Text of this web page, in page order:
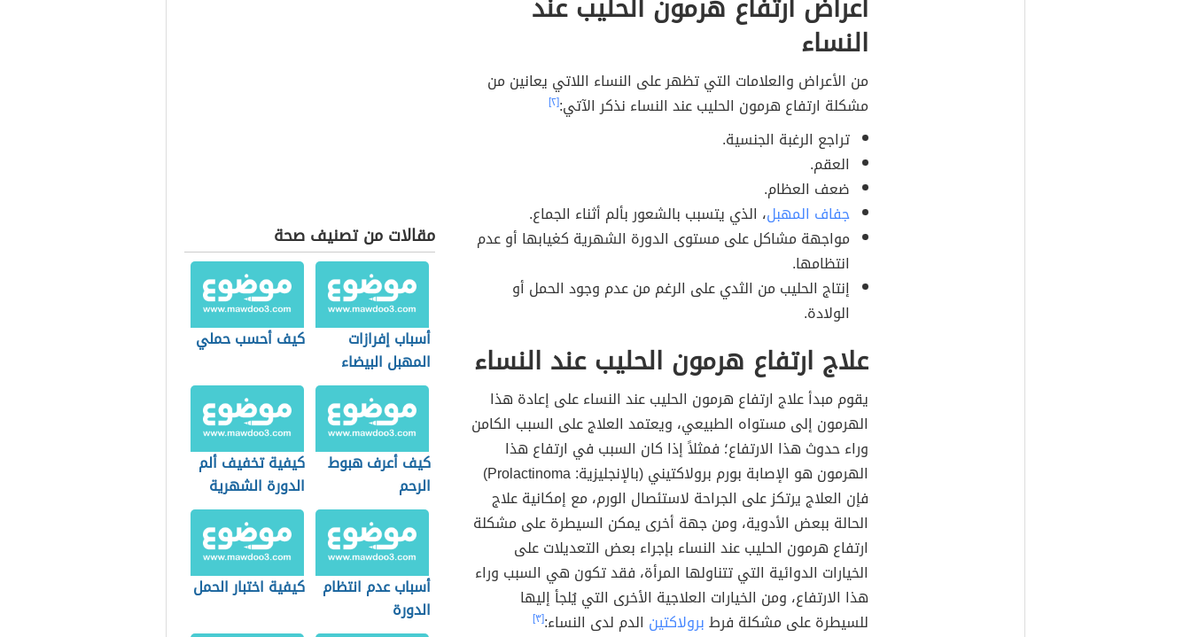
النساء
من الأعراض والعلامات التي تظهر على النساء اللاتي يعانين من
مشكلة ارتفاع هرمون الحليب عند النساء نذكر الآتي:[٢]
تراجع الرغبة الجنسية.
العقم.
ضعف العظام.
جفاف المهبل، الذي يتسبب بالشعور بألم أثناء الجماع.
مواجهة مشاكل على مستوى الدورة الشهرية كغيابها أو عدم
انتظامها.
إنتاج الحليب من الثدي على الرغم من عدم وجود الحمل أو
الولادة.
علاج ارتفاع هرمون الحليب عند النساء
يقوم مبدأ علاج ارتفاع هرمون الحليب عند النساء على إعادة هذا
الهرمون إلى مستواه الطبيعي، ويعتمد العلاج على السبب الكامن
وراء حدوث هذا الارتفاع؛ فمثلاً إذا كان السبب في ارتفاع هذا
الهرمون هو الإصابة بورم برولاكتيني (بالإنجليزية: Prolactinoma)
فإن العلاج يرتكز على الجراحة لاستئصال الورم، مع إمكانية علاج
الحالة ببعض الأدوية، ومن جهة أخرى يمكن السيطرة على مشكلة
ارتفاع هرمون الحليب عند النساء بإجراء بعض التعديلات على
الخيارات الدوائية التي تتناولها المرأة، فقد تكون هي السبب وراء
هذا الارتفاع، ومن الخيارات العلاجية الأخرى التي يُلجأ إليها
للسيطرة على مشكلة فرطبرولاكتين الدم لدى النساء:[٣]
مقالات من تصنيف صحة
أسباب إفرازات
المهبل البيضاء
كيف أحسب حملي
كيف أعرف هبوط
الرحم
كيفية تخفيف ألم
الدورة الشهرية
أسباب عدم انتظام
الدورة
كيفية اختبار الحمل